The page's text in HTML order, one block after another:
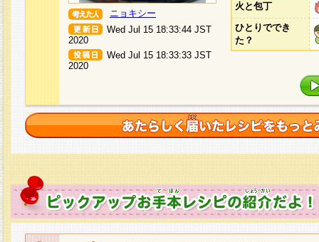
ニョキシー
Wed Jul 15 18:33:44 JST
2020
Wed Jul 15 18:33:33 JST
2020
火と包丁
ひとりででき
た？